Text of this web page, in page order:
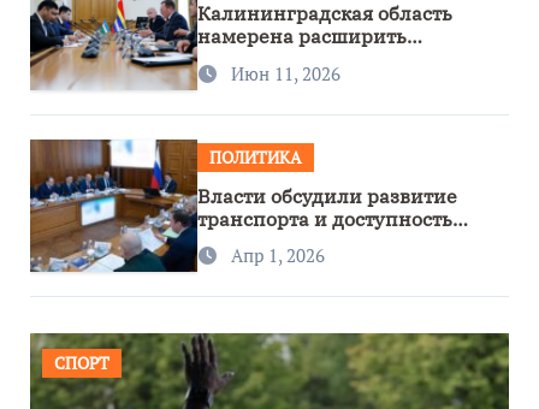
Калининградская область
намерена расширить
сотрудничество с Узбекистаном
Июн 11, 2026
ПОЛИТИКА
Власти обсудили развитие
транспорта и доступность
региона
Апр 1, 2026
СПОРТ